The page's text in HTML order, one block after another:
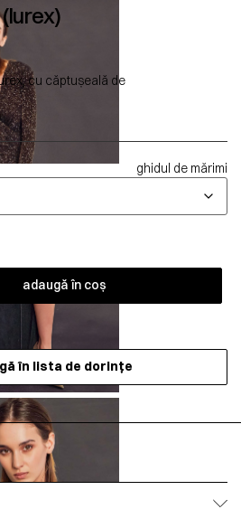
cu căptușeală de
ghidul de mărimi
adaugă în coș
în lista de dorințe